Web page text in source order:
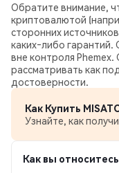
Обратите внимание,
криптовалютой
сторонних
каких‑либо гарантий.
вне контроля
рассматривать как
достоверности.
Как Купить
Узнайте, как
Как вы